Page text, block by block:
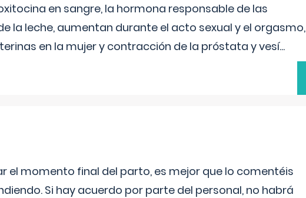
en sangre, la hormona responsable de las
la leche, aumentan durante el acto sexual y el orgasmo,
en la mujer y contracción de la próstata y vesí...
el momento final del parto, es mejor que lo comentéis
Si hay acuerdo por parte del personal, no habrá